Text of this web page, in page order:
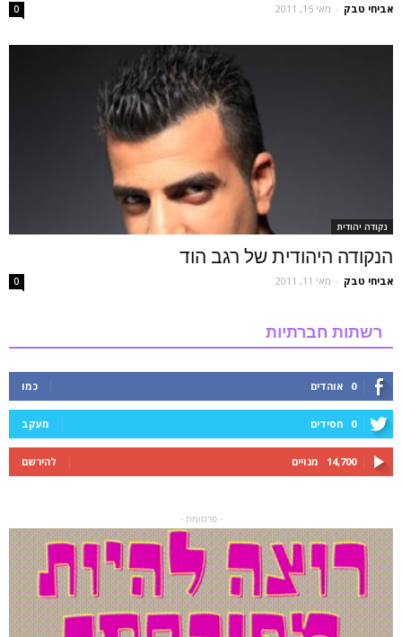
אביחי טבק - מאי 15, 2011 0
נקודה יהודית
הנקודה היהודית של רגב הוד
אביחי טבק - מאי 11, 2011 0
רשתות חברתיות
0 אוהדים כמו
0 חסידים מעקב
14,700 מנויים להירשם
- פרסומת -